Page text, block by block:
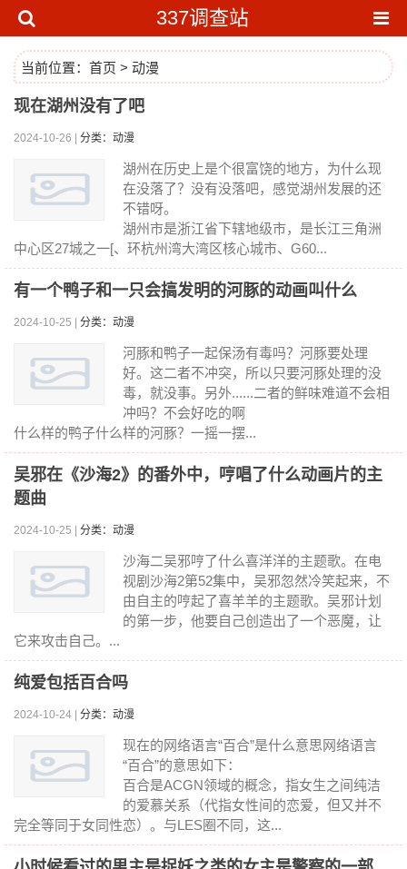
337调查站
当前位置： 首页 > 动漫
现在湖州没有了吧
2024-10-26 | 分类：动漫
湖州在历史上是个很富饶的地方，为什么现
在没落了？没有没落吧，感觉湖州发展的还
不错呀。
湖州市是浙江省下辖地级市，是长江三角洲
中心区27城之一[、环杭州湾大湾区核心城市、G60...
有一个鸭子和一只会搞发明的河豚的动画叫什么
2024-10-25 | 分类：动漫
河豚和鸭子一起保汤有毒吗？河豚要处理
好。这二者不冲突，所以只要河豚处理的没
毒，就没事。另外......二者的鲜味难道不会相
冲吗？不会好吃的啊
什么样的鸭子什么样的河豚？一摇一摆...
吴邪在《沙海2》的番外中，哼唱了什么动画片的主
题曲
2024-10-25 | 分类：动漫
沙海二吴邪哼了什么喜洋洋的主题歌。在电
视剧沙海2第52集中，吴邪忽然冷笑起来，不
由自主的哼起了喜羊羊的主题歌。吴邪计划
的第一步，他要自己创造出了一个恶魔，让
它来攻击自己。...
纯爱包括百合吗
2024-10-24 | 分类：动漫
现在的网络语言“百合”是什么意思网络语言
“百合”的意思如下：
百合是ACGN领域的概念，指女生之间纯洁
的爱慕关系（代指女性间的恋爱，但又并不
完全等同于女同性恋）。与LES圈不同，这...